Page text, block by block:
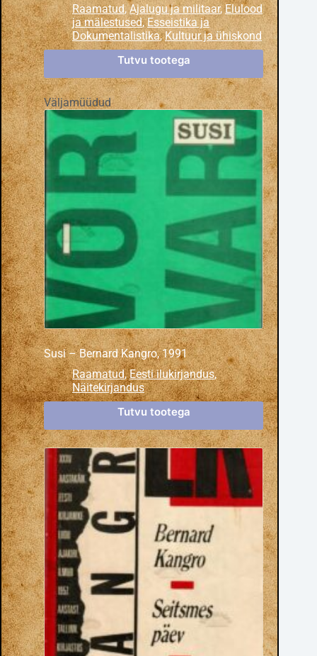
Raamatud,Ajalugu ja militaar,Elulood
ja mälestused,Esseistika ja
Dokumentalistika,Kultuur ja ühiskond
Tutvu tootega
Väljamüüdud
Susi – Bernard Kangro, 1991
Raamatud,Eesti ilukirjandus,
Näitekirjandus
Tutvu tootega